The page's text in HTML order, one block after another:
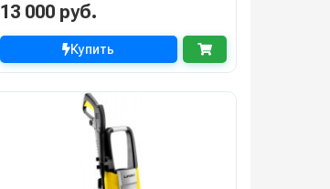
13 000 руб.
Купить